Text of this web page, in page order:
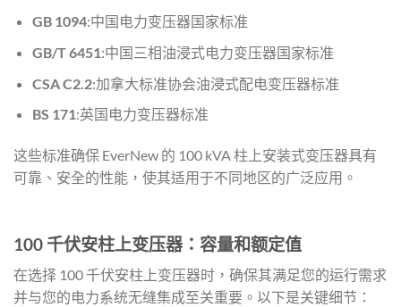
GB 1094:中国电力变压器国家标准
GB/T 6451:中国三相油浸式电力变压器国家标准
CSA C2.2:加拿大标准协会油浸式配电变压器标准
BS 171:英国电力变压器标准
这些标准确保 EverNew 的 100 kVA 柱上安装式变压器具有
可靠、安全的性能，使其适用于不同地区的广泛应用。
100 千伏安柱上变压器：容量和额定值
在选择 100 千伏安柱上变压器时，确保其满足您的运行需求
并与您的电力系统无缝集成至关重要。以下是关键细节：